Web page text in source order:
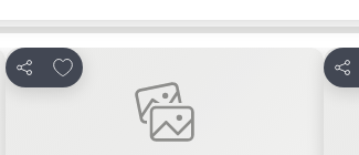
Teilen
Zu Favoriten hinzufügen